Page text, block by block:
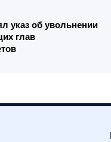
указ об увольнении
глав